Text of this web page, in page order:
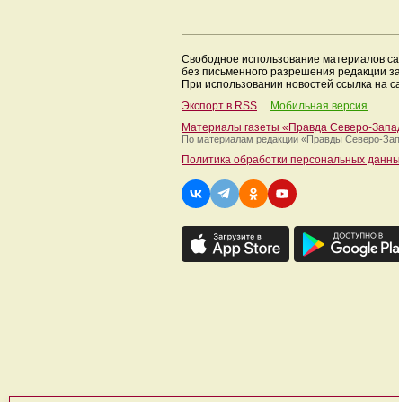
Свободное использование материалов
без письменного разрешения редакции
При использовании новостей ссылка на
Экспорт в RSS
Мобильная версия
Материалы газеты «Правда Северо-
По материалам редакции «Правды Северо-
Политика обработки персональных